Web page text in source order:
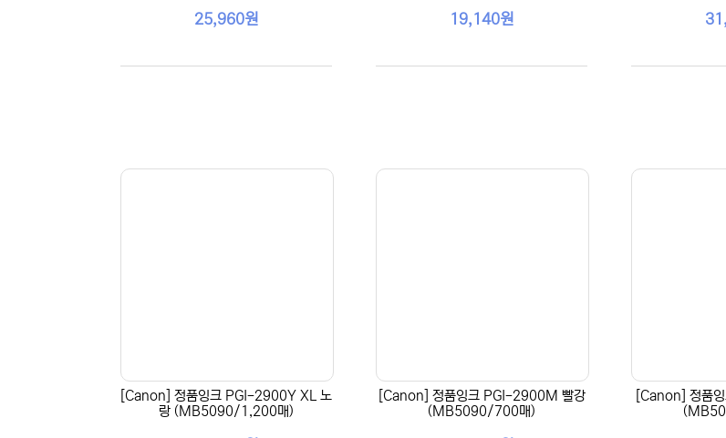
25,960원 19,140원
[Canon] 정품잉크 PGI-2900Y XL 노
랑 (MB5090/1,200매)
[Canon] 정품잉크 PGI-2900M 빨강
(MB5090/700매)
[Canon] 정품